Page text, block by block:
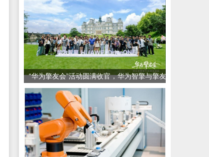
“华为擎友会”活动圆满收官，华为智擎与擎友
共同定义一辆好车